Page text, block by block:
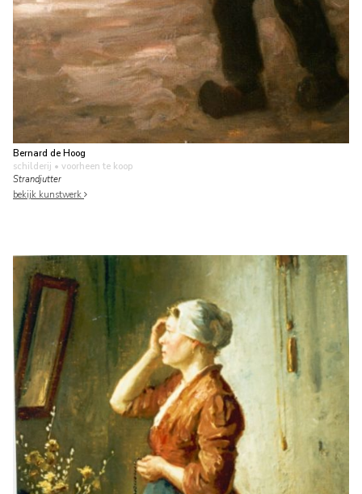
Bernard de Hoog
schilderij • voorheen te koop
Strandjutter
bekijk kunstwerk